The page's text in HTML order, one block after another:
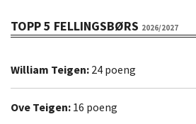
TOPP 5 FELLINGSBØRS 2026/2027
William Teigen: 24 poeng
Ove Teigen: 16 poeng